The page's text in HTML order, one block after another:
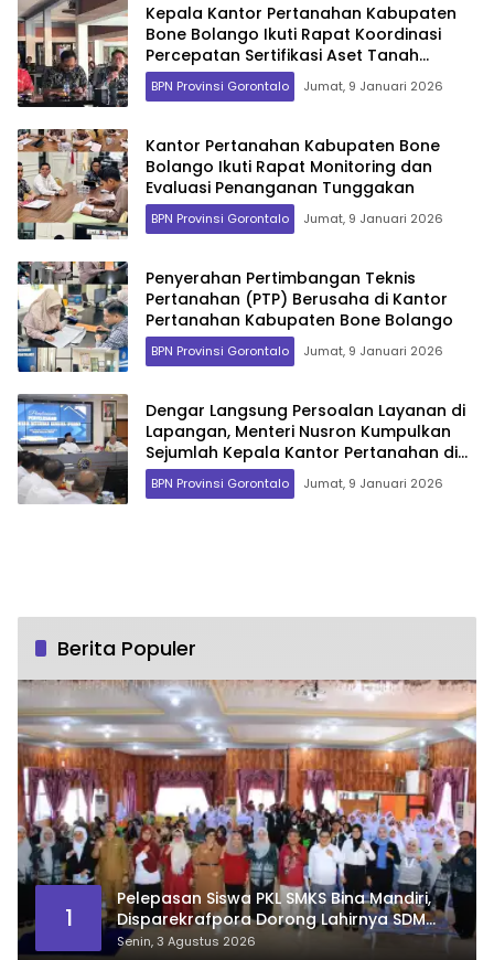
Kepala Kantor Pertanahan Kabupaten
Bone Bolango Ikuti Rapat Koordinasi
Percepatan Sertifikasi Aset Tanah
Pemerintah Daerah
BPN Provinsi Gorontalo Jumat, 9 Januari 2026
Kantor Pertanahan Kabupaten Bone
Bolango Ikuti Rapat Monitoring dan
Evaluasi Penanganan Tunggakan
BPN Provinsi Gorontalo Jumat, 9 Januari 2026
Penyerahan Pertimbangan Teknis
Pertanahan (PTP) Berusaha di Kantor
Pertanahan Kabupaten Bone Bolango
BPN Provinsi Gorontalo Jumat, 9 Januari 2026
Dengar Langsung Persoalan Layanan di
Lapangan, Menteri Nusron Kumpulkan
Sejumlah Kepala Kantor Pertanahan di
Jawa Barat
BPN Provinsi Gorontalo Jumat, 9 Januari 2026
Berita Populer
1
Pelepasan Siswa PKL SMKS Bina Mandiri,
Disparekrafpora Dorong Lahirnya SDM
Pariwisata Unggul
Senin, 3 Agustus 2026